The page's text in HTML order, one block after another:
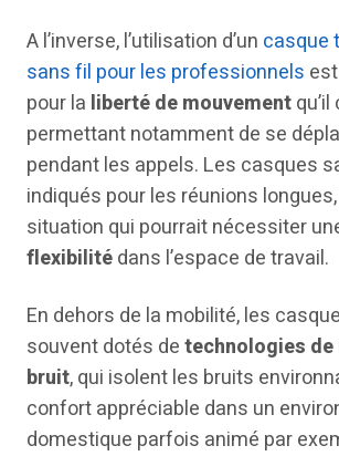
A l’inverse, l’utilisation d’un casque
sans fil pour les professionnels
pour la liberté de mouvement
permettant notamment de se
pendant les appels. Les casques
indiqués pour les réunions
situation qui pourrait nécessiter
flexibilitédans l’espace de travail.
En dehors de la mobilité, les
souvent dotés detechnologies
bruit, qui isolent les bruits
confort appréciable dans un
domestique parfois animé par